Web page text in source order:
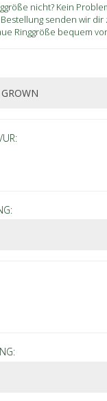
nicht? Kein
senden wir
Ringgröße bequem